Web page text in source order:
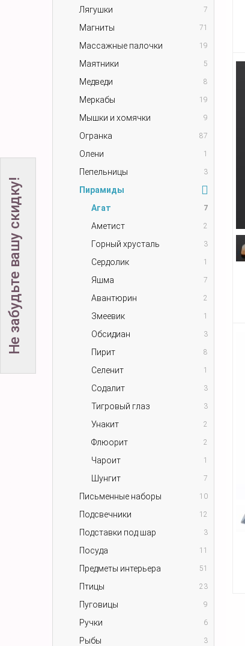
Лягушки 7
Магниты 71
Массажные палочки 19
Маятники 5
Медведи 8
Меркабы 19
Мышки и хомячки 9
Огранка 87
Олени 1
Пепельницы 3
Пирамиды
Агат
7
Аметист 2
Горный хрусталь 3
Сердолик 1
Яшма 7
Авантюрин 2
Змеевик 1
Обсидиан 3
Пирит 8
Селенит 1
Содалит 3
Тигровый глаз 3
Унакит 2
Флюорит 2
Чароит 1
Шунгит 7
Письменные наборы 10
Подсвечники 12
Подставки под шар 3
Посуда 11
Предметы интерьера 51
Птицы 23
Пуговицы 9
Ручки 6
Рыбы 3
Не забудьте вашу скидку!